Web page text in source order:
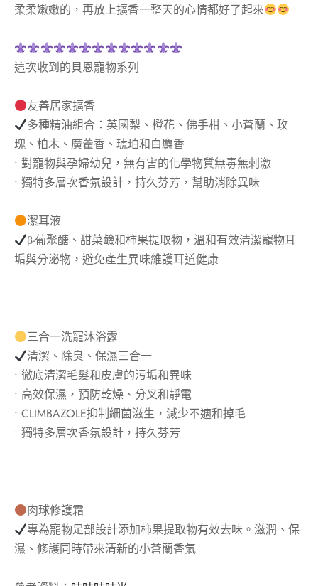
柔柔嫩嫩的，再放上擴香一整天的心情都好了起來
這次收到的貝恩寵物系列
友善居家擴香
多種精油組合：英國梨、橙花、佛手柑、小蒼蘭、玫
瑰、柏木、廣藿香、琥珀和白麝香
• 對寵物與孕婦幼兒，無有害的化學物質無毒無刺激
• 獨特多層次香氛設計，持久芬芳，幫助消除異味
潔耳液
β-葡聚醣、甜菜鹼和柿果提取物，溫和有效清潔寵物耳
垢與分泌物，避免產生異味維護耳道健康
三合一洗寵沐浴露
清潔、除臭、保濕三合一
• 徹底清潔毛髮和皮膚的污垢和異味
• 高效保濕，預防乾燥、分叉和靜電
• CLIMBAZOLE抑制細菌滋生，減少不適和掉毛
• 獨特多層次香氛設計，持久芬芳
肉球修護霜
專為寵物足部設計添加柿果提取物有效去味。滋潤、保
濕、修護同時帶來清新的小蒼蘭香氣